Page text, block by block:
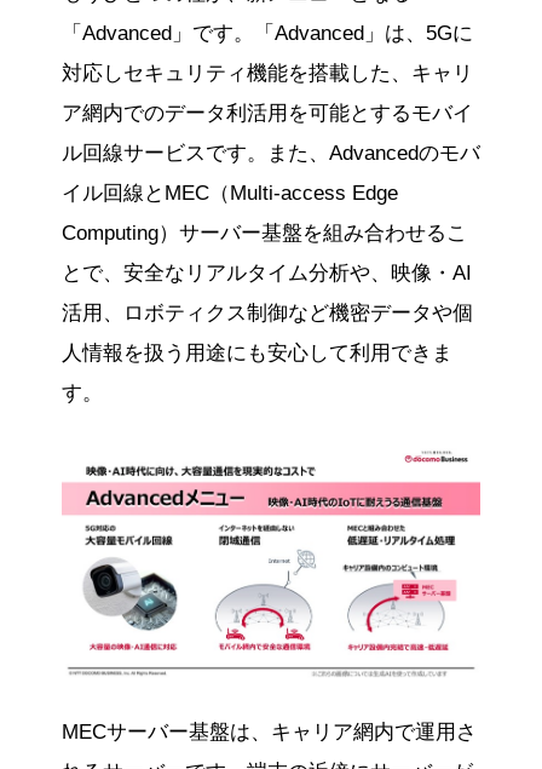
「Advanced」です。「Advanced」は、5Gに
対応しセキュリティ機能を搭載した、キャリ
ア網内でのデータ利活用を可能とするモバイ
ル回線サービスです。また、Advancedのモバ
イル回線とMEC（Multi-access Edge
Computing）サーバー基盤を組み合わせるこ
とで、安全なリアルタイム分析や、映像・AI
活用、ロボティクス制御など機密データや個
人情報を扱う用途にも安心して利用できま
す。
MECサーバー基盤は、キャリア網内で運用さ